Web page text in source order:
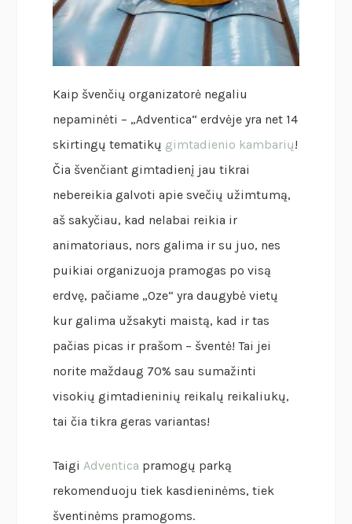
Kaip švenčių organizatorė negaliu
nepaminėti – „Adventica“ erdvėje yra net 14
skirtingų tematikų gimtadienio kambarių!
Čia švenčiant gimtadienį jau tikrai
nebereikia galvoti apie svečių užimtumą,
aš sakyčiau, kad nelabai reikia ir
animatoriaus, nors galima ir su juo, nes
puikiai organizuoja pramogas po visą
erdvę, pačiame „Oze“ yra daugybė vietų
kur galima užsakyti maistą, kad ir tas
pačias picas ir prašom – šventė! Tai jei
norite maždaug 70% sau sumažinti
visokių gimtadieninių reikalų reikaliukų,
tai čia tikra geras variantas!
Taigi Adventica pramogų parką
rekomenduoju tiek kasdieninėms, tiek
šventinėms pramogoms.